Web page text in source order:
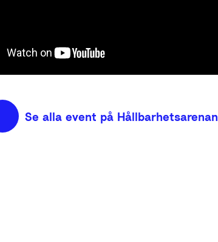
Se alla event på Hållbarhetsarenan